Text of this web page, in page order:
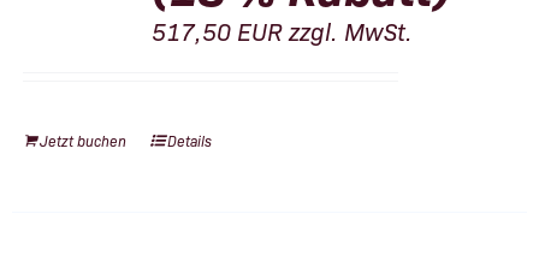
517,50EURzzgl. MwSt.
Jetzt buchen Details